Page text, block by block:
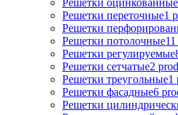
Решетки переточные1
Решетки
Решетки потолочные
Решетки регулируемые
Решетки сетчатые2
Решетки треугольные1
Решетки фасадные6
Решетки